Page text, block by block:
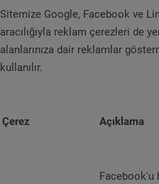
Sitemize Google, Facebook ve
aracılığıyla reklam çerezleri de
alanlarınıza dair reklamlar
kullanılır.
Çerez Açıklama
Facebook'u